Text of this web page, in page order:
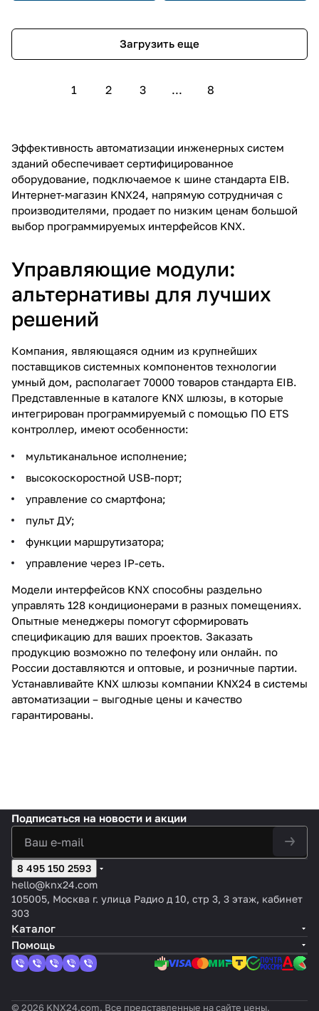
Загрузить еще
1 2 3 ... 8
Эффективность автоматизации инженерных систем
зданий обеспечивает сертифицированное
оборудование, подключаемое к шине стандарта EIB.
Интернет-магазин KNX24, напрямую сотрудничая с
производителями, продает по низким ценам большой
выбор программируемых интерфейсов KNX.
Управляющие модули:
альтернативы для лучших
решений
Компания, являющаяся одним из крупнейших
поставщиков системных компонентов технологии
умный дом, располагает 70000 товаров стандарта EIB.
Представленные в каталоге KNX шлюзы, в которые
интегрирован программируемый с помощью ПО ETS
контроллер, имеют особенности:
мультиканальное исполнение;
высокоскоростной USB-порт;
управление со смартфона;
пульт ДУ;
функции маршрутизатора;
управление через IP-сеть.
Модели интерфейсов KNX способны раздельно
управлять 128 кондиционерами в разных помещениях.
Опытные менеджеры помогут сформировать
спецификацию для ваших проектов. Заказать
продукцию возможно по телефону или онлайн. по
России доставляются и оптовые, и розничные партии.
Устанавливайте KNX шлюзы компании KNX24 в системы
автоматизации – выгодные цены и качество
гарантированы.
Подписаться на новости и акции
8 495 150 2593
hello@knx24.com
105005, Москва г. улица Радио д 10, стр 3, 3 этаж, кабинет
303
Каталог
Помощь
© 2026 KNX24.com. Все представленные на сайте цены,